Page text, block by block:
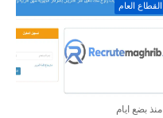
القطاع العام
منذ بضع ايام